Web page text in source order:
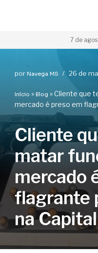
conteúdo
7 de
por Navega MS 26 de
Início » Blog »Cliente que
mercado é preso em
Cliente
matar
mercado
flagrante
na Capital